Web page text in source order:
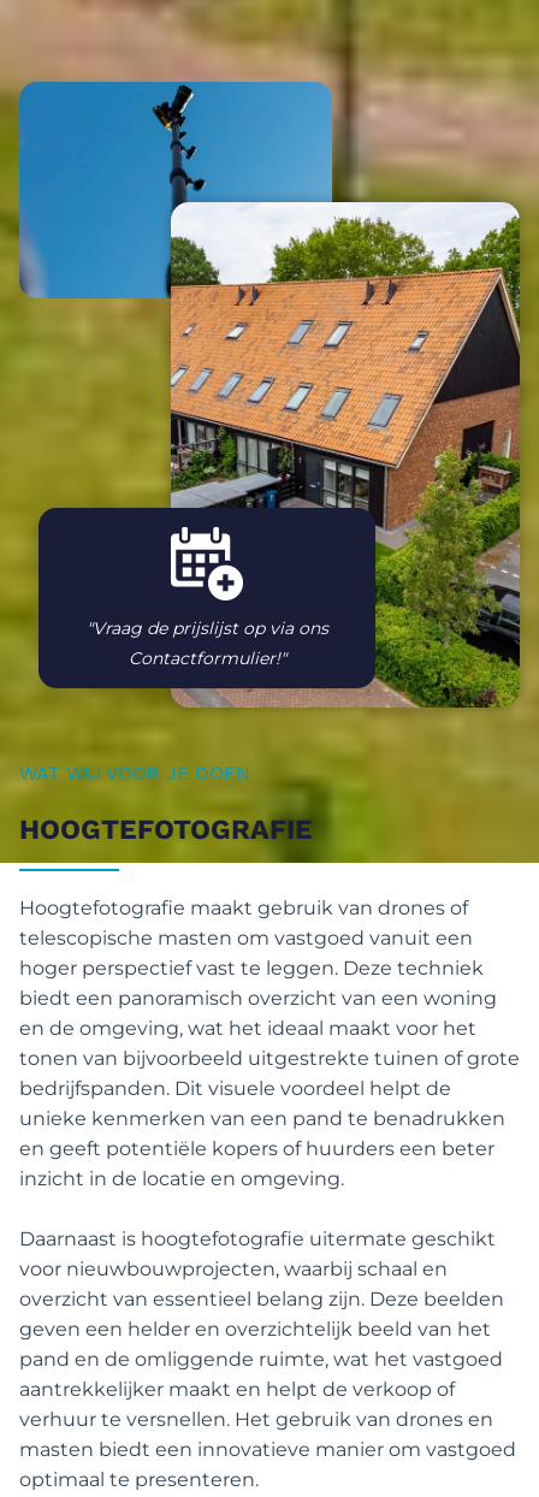
WAT WIJ VOOR JE DOEN
HOOGTEFOTOGRAFIE
Hoogtefotografie maakt gebruik van drones of
telescopische masten om vastgoed vanuit een
hoger perspectief vast te leggen. Deze techniek
biedt een panoramisch overzicht van een woning
en de omgeving, wat het ideaal maakt voor het
tonen van bijvoorbeeld uitgestrekte tuinen of grote
bedrijfspanden. Dit visuele voordeel helpt de
unieke kenmerken van een pand te benadrukken
en geeft potentiële kopers of huurders een beter
inzicht in de locatie en omgeving.
Daarnaast is hoogtefotografie uitermate geschikt
voor nieuwbouwprojecten, waarbij schaal en
overzicht van essentieel belang zijn. Deze beelden
geven een helder en overzichtelijk beeld van het
pand en de omliggende ruimte, wat het vastgoed
aantrekkelijker maakt en helpt de verkoop of
verhuur te versnellen. Het gebruik van drones en
masten biedt een innovatieve manier om vastgoed
optimaal te presenteren.
"Vraag de prijslijst op via ons
Contactformulier!"